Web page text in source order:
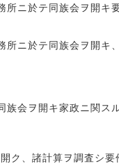
所ニ於テ同族会ヲ開キ
ニ於テ同族会ヲ開キ
族会ヲ開キ家政ニ関ス
ク、諸計算ヲ調査シ